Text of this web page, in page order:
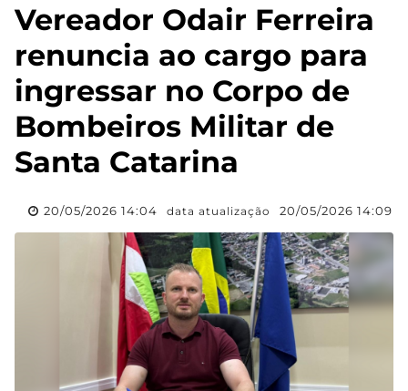
Vereador Odair Ferreira
renuncia ao cargo para
ingressar no Corpo de
Bombeiros Militar de
Santa Catarina
20/05/2026 14:04 data atualização 20/05/2026 14:09